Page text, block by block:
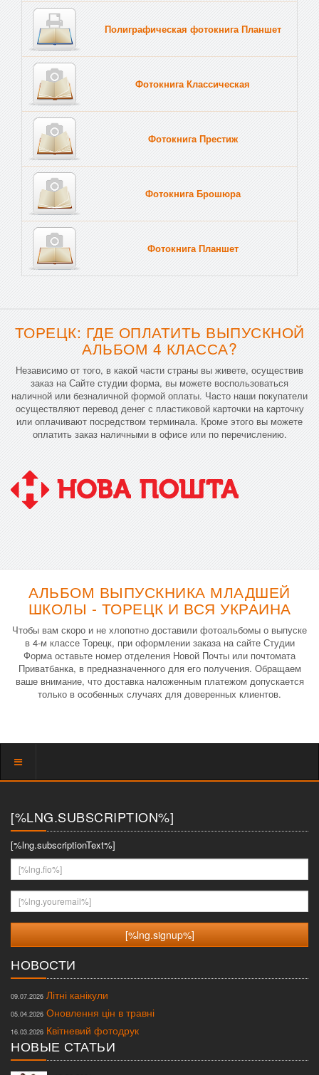
Полиграфическая фотокнига Планшет
Фотокнига Классическая
Фотокнига Престиж
Фотокнига Брошюра
Фотокнига Планшет
ТОРЕЦК: ГДЕ ОПЛАТИТЬ ВЫПУСКНОЙ
АЛЬБОМ 4 КЛАССА?
Независимо от того, в какой части страны вы живете, осуществив
заказ на Сайте студии форма, вы можете воспользоваться
наличной или безналичной формой оплаты. Часто наши покупатели
осуществляют перевод денег с пластиковой карточки на карточку
или оплачивают посредством терминала. Кроме этого вы можете
оплатить заказ наличными в офисе или по перечислению.
АЛЬБОМ ВЫПУСКНИКА МЛАДШЕЙ
ШКОЛЫ - ТОРЕЦК И ВСЯ УКРАИНА
Чтобы вам скоро и не хлопотно доставили фотоальбомы о выпуске
в 4-м классе Торецк, при оформлении заказа на сайте Студии
Форма оставьте номер отделения Новой Почты или почтомата
Приватбанка, в предназначенного для его получения. Обращаем
ваше внимание, что доставка наложенным платежом допускается
только в особенных случаях для доверенных клиентов.
Показать
[%LNG.SUBSCRIPTION%]
[%lng.subscriptionText%]
[%lng.fio%]
[%lng.youremail%]
НОВОСТИ
09.07.2026 Літні канікули
05.04.2026 Оновлення цін в травні
16.03.2026 Квітневий фотодрук
НОВЫЕ СТАТЬИ